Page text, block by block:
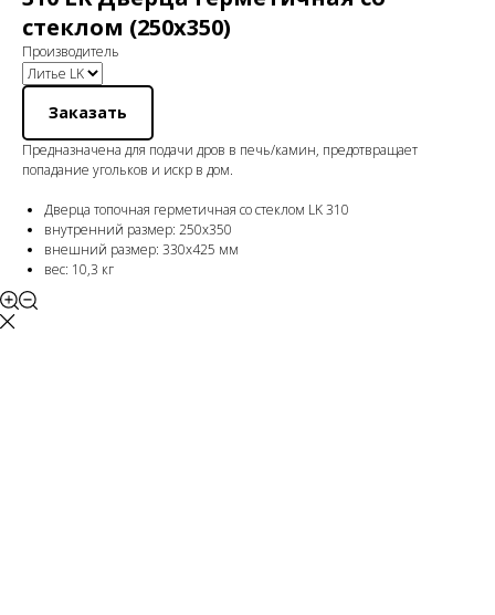
стеклом (250х350)
Производитель
Заказать
Предназначена для подачи дров в печь/камин, предотвращает
попадание угольков и искр в дом.
Дверца топочная герметичная со стеклом LK 310
внутренний размер: 250х350
внешний размер: 330х425 мм
вес: 10,3 кг